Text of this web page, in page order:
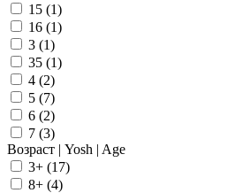
15 (1)
16 (1)
3 (1)
35 (1)
4 (2)
5 (7)
6 (2)
7 (3)
Возраст | Yosh | Age
3+ (17)
8+ (4)